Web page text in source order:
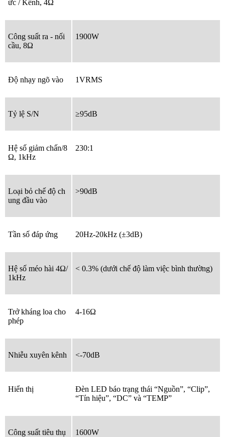
ức / Kênh, 4Ω
Công suất ra - nối
cầu, 8Ω
1900W
Độ nhạy ngõ vào 1VRMS
Tỷ lệ S/N ≥95dB
Hệ số giảm chấn/8
Ω, 1kHz
230:1
Loại bỏ chế độ ch
ung đầu vào
>90dB
Tần số đáp ứng 20Hz-20kHz (±3dB)
Hệ số méo hài 4Ω/
1kHz
< 0.3% (dưới chế độ làm việc bình thường)
Trở kháng loa cho
phép
4-16Ω
Nhiễu xuyên kênh <-70dB
Hiển thị
Đèn LED báo trạng thái “Nguồn”, “Clip”,
“Tín hiệu”, “DC” và “TEMP”
Công suất tiêu thụ 1600W